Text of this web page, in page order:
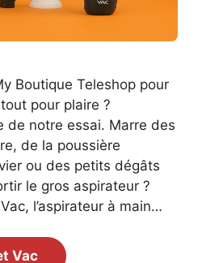
Boutique Teleshop pour
pour plaire ?
de notre essai. Marre des
de la poussière
ou des petits dégâts
le gros aspirateur ?
l’aspirateur à main…
Vac